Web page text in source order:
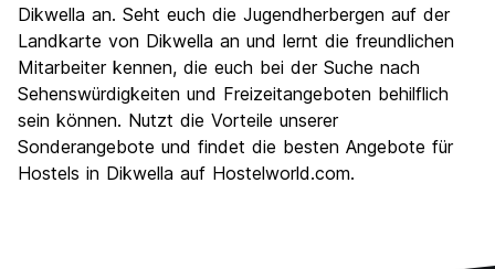
Dikwella an. Seht euch die Jugendherbergen auf der
Landkarte von Dikwella an und lernt die freundlichen
Mitarbeiter kennen, die euch bei der Suche nach
Sehenswürdigkeiten und Freizeitangeboten behilflich
sein können. Nutzt die Vorteile unserer
Sonderangebote und findet die besten Angebote für
Hostels in Dikwella auf Hostelworld.com.